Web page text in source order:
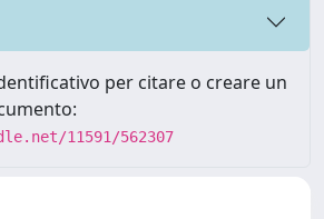
per citare o creare un
11591/562307